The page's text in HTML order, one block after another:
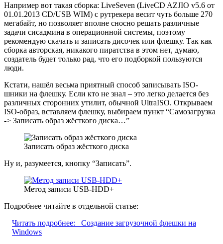
Например вот такая сборка: LiveSeven (LiveCD AZJIO v5.6 от
01.01.2013 CD/USB WIM) с рутрекера весит чуть больше 270
мегабайт, но позволяет вполне сносно решать различные
задачи сисадмина в операционной системы, поэтому
рекомендую скачать и записать дисочек или флешку. Так как
сборка авторская, никакого пиратства в этом нет, думаю,
создатель будет только рад, что его подборкой пользуются
люди.
Кстати, нашёл весьма приятный способ записывать ISO-
шники на флешку. Если кто не знал – это легко делается без
различных сторонних утилит, обычной UltraISO. Открываем
ISO-образ, вставляем флешку, выбираем пункт “Самозагрузка
-> Записать образ жёсткого диска…”
Записать образ жёсткого диска
Ну и, разумеется, кнопку “Записать”.
Метод записи USB-HDD+
Подробнее читайте в отдельной статье:
Читать подробнее:
Создание загрузочной флешки на
Windows